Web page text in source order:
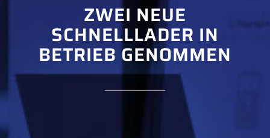
ZWEI NEUE
SCHNELLLADER IN
BETRIEB GENOMMEN